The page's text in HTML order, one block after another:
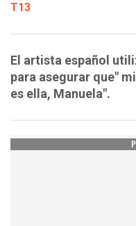
T13
El artista español
para asegurar que"
es ella, Manuela".